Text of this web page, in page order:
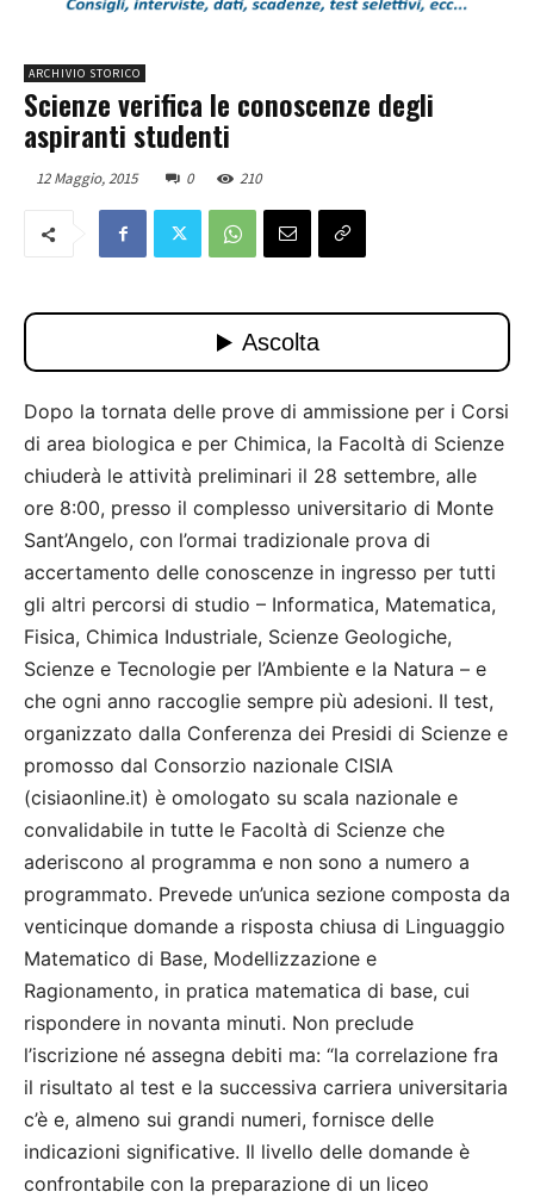
ARCHIVIO STORICO
Scienze verifica le conoscenze degli
aspiranti studenti
12 Maggio, 2015 0 210
Dopo la tornata delle prove di ammissione per i Corsi
di area biologica e per Chimica, la Facoltà di Scienze
chiuderà le attività preliminari il 28 settembre, alle
ore 8:00, presso il complesso universitario di Monte
Sant’Angelo, con l’ormai tradizionale prova di
accertamento delle conoscenze in ingresso per tutti
gli altri percorsi di studio – Informatica, Matematica,
Fisica, Chimica Industriale, Scienze Geologiche,
Scienze e Tecnologie per l’Ambiente e la Natura – e
che ogni anno raccoglie sempre più adesioni. Il test,
organizzato dalla Conferenza dei Presidi di Scienze e
promosso dal Consorzio nazionale CISIA
(cisiaonline.it) è omologato su scala nazionale e
convalidabile in tutte le Facoltà di Scienze che
aderiscono al programma e non sono a numero a
programmato. Prevede un’unica sezione composta da
venticinque domande a risposta chiusa di Linguaggio
Matematico di Base, Modellizzazione e
Ragionamento, in pratica matematica di base, cui
rispondere in novanta minuti. Non preclude
l’iscrizione né assegna debiti ma: “la correlazione fra
il risultato al test e la successiva carriera universitaria
c’è e, almeno sui grandi numeri, fornisce delle
indicazioni significative. Il livello delle domande è
confrontabile con la preparazione di un liceo